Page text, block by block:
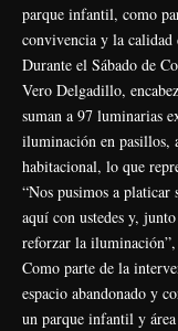
parque infantil, como
convivencia y la
Durante el Sábado de
Vero Delgadillo,
suman a 97 luminarias
iluminación en pasillos,
habitacional, lo que
“Nos pusimos a platicar
aquí con ustedes y,
reforzar la iluminación”,
Como parte de la
espacio abandonado y
un parque infantil y